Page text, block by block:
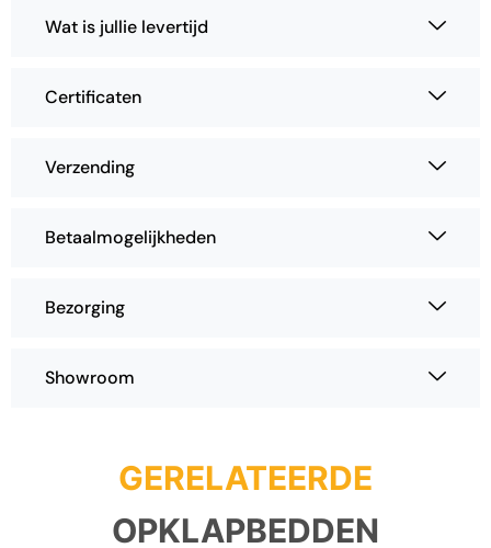
Wat is jullie levertijd
Certificaten
Verzending
Betaalmogelijkheden
Bezorging
Showroom
GERELATEERDE
OPKLAPBEDDEN